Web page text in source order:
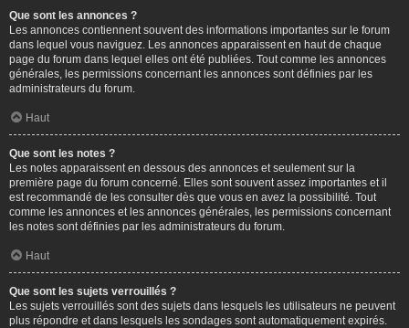
Que sont les annonces ?
Les annonces contiennent souvent des informations importantes sur le forum
dans lequel vous naviguez. Les annonces apparaissent en haut de chaque
page du forum dans lequel elles ont été publiées. Tout comme les annonces
générales, les permissions concernant les annonces sont définies par les
administrateurs du forum.
Haut
Que sont les notes ?
Les notes apparaissent en dessous des annonces et seulement sur la
première page du forum concerné. Elles sont souvent assez importantes et il
est recommandé de les consulter dès que vous en avez la possibilité. Tout
comme les annonces et les annonces générales, les permissions concernant
les notes sont définies par les administrateurs du forum.
Haut
Que sont les sujets verrouillés ?
Les sujets verrouillés sont des sujets dans lesquels les utilisateurs ne peuvent
plus répondre et dans lesquels les sondages sont automatiquement expirés.